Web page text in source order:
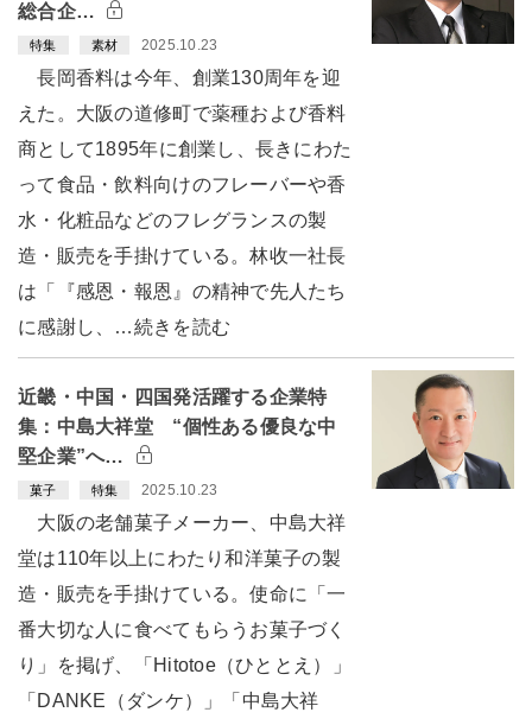
総合企…
特集 素材 2025.10.23
長岡香料は今年、創業130周年を迎
えた。大阪の道修町で薬種および香料
商として1895年に創業し、長きにわた
って食品・飲料向けのフレーバーや香
水・化粧品などのフレグランスの製
造・販売を手掛けている。林收一社長
は「『感恩・報恩』の精神で先人たち
に感謝し、…続きを読む
近畿・中国・四国発活躍する企業特
集：中島大祥堂 “個性ある優良な中
堅企業”へ…
菓子 特集 2025.10.23
大阪の老舗菓子メーカー、中島大祥
堂は110年以上にわたり和洋菓子の製
造・販売を手掛けている。使命に「一
番大切な人に食べてもらうお菓子づく
り」を掲げ、「Hitotoe（ひととえ）」
「DANKE（ダンケ）」「中島大祥